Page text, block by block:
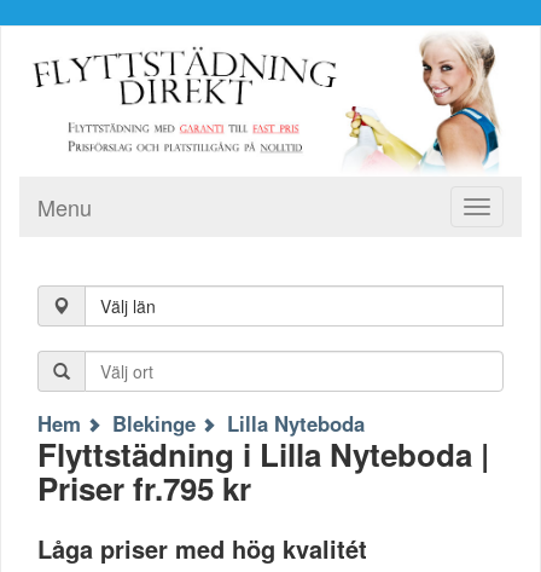
Toggle
Menu
Välj län
Hem Blekinge Lilla Nyteboda
Flyttstädning i Lilla Nyteboda |
Priser fr.795 kr
Låga priser med hög kvalitét